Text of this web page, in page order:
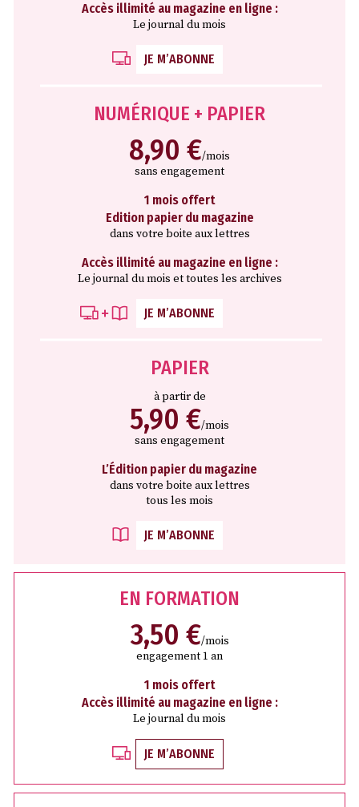
Accès illimité au magazine en ligne :
Le journal du mois
JE M’ABONNE
NUMÉRIQUE + PAPIER
8,90 €/mois
sans engagement
1 mois offert
Edition papier du magazine
dans votre boite aux lettres
Accès illimité au magazine en ligne :
Le journal du mois et toutes les archives
JE M’ABONNE
PAPIER
à partir de
5,90 €/mois
sans engagement
L’Édition papier du magazine
dans votre boite aux lettres
tous les mois
JE M’ABONNE
EN FORMATION
3,50 €/mois
engagement 1 an
1 mois offert
Accès illimité au magazine en ligne :
Le journal du mois
JE M’ABONNE